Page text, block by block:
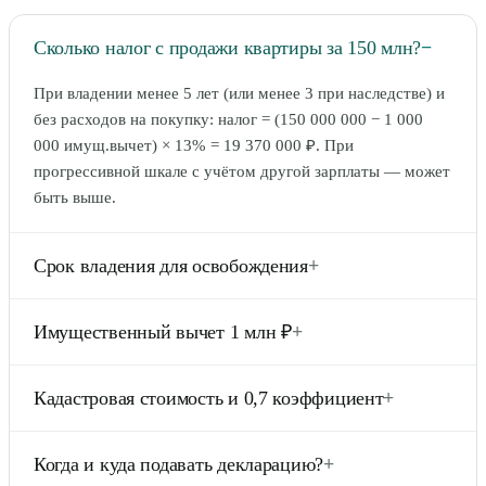
Сколько налог с продажи квартиры за 150 млн?−
При владении менее 5 лет (или менее 3 при наследстве) и
без расходов на покупку: налог = (150 000 000 − 1 000
000 имущ.вычет) × 13% = 19 370 000 ₽. При
прогрессивной шкале с учётом другой зарплаты — может
быть выше.
Срок владения для освобождения+
дарении от близких родственников, приватизации,
срока продажа полностью освобождается от НДФЛ.
Имущественный вычет 1 млн ₽+
квартиры. Применяется до расчёта НДФЛ. Также можно
приобретение (если выгоднее).
Кадастровая стоимость и 0,7 коэффициент+
налог считается с 0,7 × кадастровая. Защита от занижения
Когда и куда подавать декларацию?+